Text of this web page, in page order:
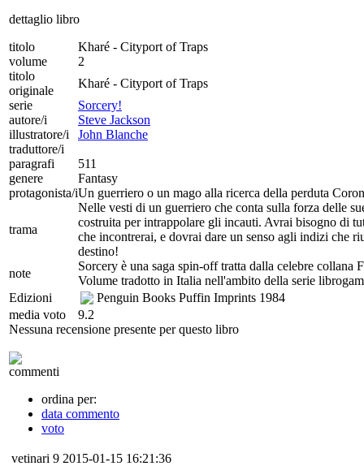
dettaglio libro
titolo
Kharé - Cityport of Traps
volume
2
titolo
originale
Kharé - Cityport of Traps
serie
Sorcery!
autore/i
Steve Jackson
illustratore/i
John Blanche
traduttore/i
paragrafi
511
genere
Fantasy
protagonista/iUn guerriero o un mago alla ricerca della perduta
trama
Nelle vesti di un guerriero che conta sulla forza delle
costruita per intrappolare gli incauti. Avrai bisogno di
che incontrerai, e dovrai dare un senso agli indizi che
destino!
note
Sorcery è una saga spin-off tratta dalla celebre collana
Volume tradotto in Italia nell'ambito della serie
Edizioni
Penguin Books Puffin Imprints 1984
media voto
9.2
Nessuna recensione presente per questo libro
commenti
ordina per:
data commento
voto
vetinari 9 2015-01-15 16:21:36